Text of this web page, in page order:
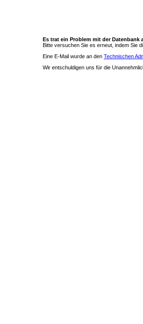
Es trat ein Problem mit der Datenbank
Bitte versuchen Sie es erneut, indem Sie
Eine E-Mail wurde an den Technischen
Wir entschuldigen uns für die